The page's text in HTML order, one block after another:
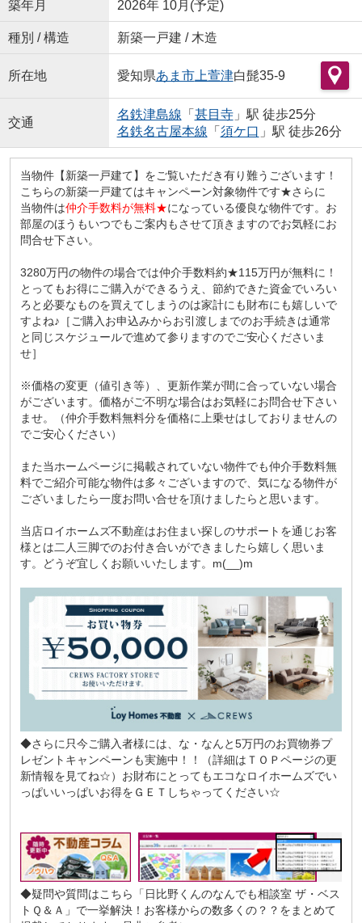
築年月 2026年 10月(予定)
種別 / 構造 新築一戸建 / 木造
所在地 愛知県あま市上萱津白髭35-9
交通
名鉄津島線 「 甚目寺」駅 徒歩25分
名鉄名古屋本線 「 須ケ口 」駅 徒歩26分
当物件【新築一戸建て】をご覧いただき有り難うございます！
こちらの新築一戸建てはキャンペーン対象物件です★さらに
当物件は仲介手数料が無料★になっている優良な物件です。お
部屋のほうもいつでもご案内もさせて頂きますのでお気軽にお
問合せ下さい。
3280万円の物件の場合では仲介手数料約★115万円が無料に！
とってもお得にご購入ができるうえ、節約できた資金でいろい
ろと必要なものを買えてしまうのは家計にも財布にも嬉しいで
すよね♪［ご購入お申込みからお引渡しまでのお手続きは通常
と同じスケジュールで進めて参りますのでご安心くださいま
せ］
※価格の変更（値引き等）、更新作業が間に合っていない場合
がございます。価格がご不明な場合はお気軽にお問合せ下さい
ませ。（仲介手数料無料分を価格に上乗せはしておりませんの
でご安心ください）
また当ホームページに掲載されていない物件でも仲介手数料無
料でご紹介可能な物件は多々ございますので、気になる物件が
ございましたら一度お問い合せを頂けましたらと思います。
当店ロイホームズ不動産はお住まい探しのサポートを通じお客
様とは二人三脚でのお付き合いができましたら嬉しく思いま
す。どうぞ宜しくお願いいたします。m(__)m
◆さらに只今ご購入者様には、な・なんと5万円のお買物券プ
レゼントキャンペーンも実施中！！（詳細はＴＯＰページの更
新情報を見てね☆）お財布にとってもエコなロイホームズでい
っぱいいっぱいお得をＧＥＴしちゃってください☆
◆疑問や質問はこちら
「日比野くんのなんでも相談室 ザ・ベス
トＱ＆Ａ」 で一挙解決！お客様からの数多くの？？をまとめて